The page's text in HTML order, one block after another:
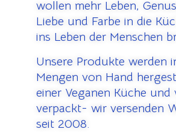
wollen mehr Leben,
Liebe und Farbe in die
ins Leben der Menschen
Unsere Produkte werden
Mengen von Hand
einer Veganen Küche und
verpackt- wir versenden
seit 2008.